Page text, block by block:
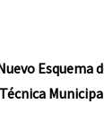
Esquema